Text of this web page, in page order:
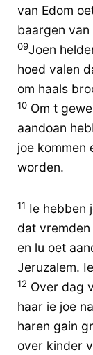
van Edom
baargen van
09Joen
hoed valen
om haals
10 Om t
aandoan
joe kommen
worden.
11 Ie hebben
dat
en lu oet
Jeruzalem.
12 Over dag
haar ie joe
haren gain
over kinder